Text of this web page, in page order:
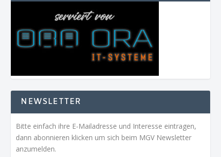
NEWSLETTER
Bitte einfach ihre E-Mailadresse und Interesse eintragen,
dann abonnieren klicken um sich beim MGV Newsletter
anzumelden.